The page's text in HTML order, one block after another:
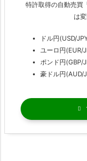
特許取得の自動売買
は
ドル円(USD/
ユーロ円(EUR/
ポンド円(GBP/
豪ドル円(AUD/